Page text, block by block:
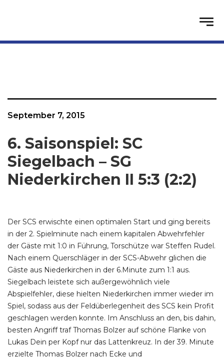
September 7, 2015
6. Saisonspiel: SC
Siegelbach – SG
Niederkirchen II 5:3 (2:2)
Der SCS erwischte einen optimalen Start und ging bereits
in der 2. Spielminute nach einem kapitalen Abwehrfehler
der Gäste mit 1:0 in Führung, Torschütze war Steffen Rudel.
Nach einem Querschläger in der SCS-Abwehr glichen die
Gäste aus Niederkirchen in der 6.Minute zum 1:1 aus.
Siegelbach leistete sich außergewöhnlich viele
Abspielfehler, diese hielten Niederkirchen immer wieder im
Spiel, sodass aus der Feldüberlegenheit des SCS kein Profit
geschlagen werden konnte. Im Anschluss an den, bis dahin,
besten Angriff traf Thomas Bolzer auf schöne Flanke von
Lukas Dein per Kopf nur das Lattenkreuz. In der 39. Minute
erzielte Thomas Bolzer nach Ecke und